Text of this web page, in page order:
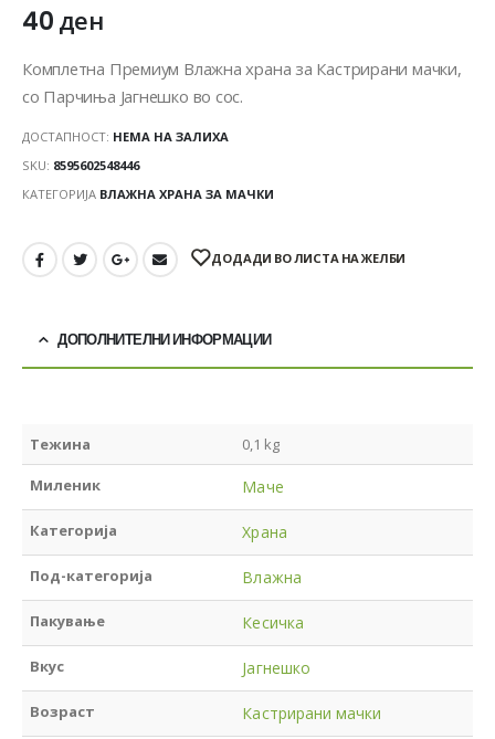
40ден
Комплетна Премиум Влажна храна за Кастрирани мачки,
со Парчиња Јагнешко во сос.
ДОСТАПНОСТ: НЕМА НА ЗАЛИХА
SKU: 8595602548446
КАТЕГОРИЈА ВЛАЖНА ХРАНА ЗА МАЧКИ
ДОДАДИ ВО ЛИСТА НА ЖЕЛБИ
ДОПОЛНИТЕЛНИ ИНФОРМАЦИИ
Тежина 0,1 kg
Миленик Маче
Категорија Храна
Под-категорија Влажна
Пакување Кесичка
Вкус Јагнешко
Возраст Кастрирани мачки